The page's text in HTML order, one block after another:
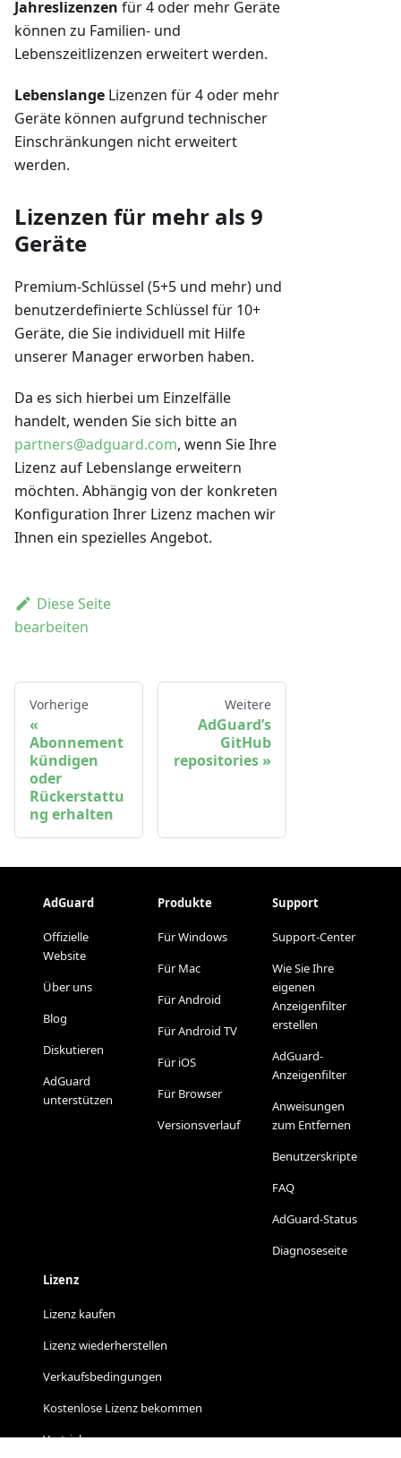
Jahreslizenzen für 4 oder mehr Geräte
können zu Familien- und
Lebenszeitlizenzen erweitert werden.
Lebenslange Lizenzen für 4 oder mehr
Geräte können aufgrund technischer
Einschränkungen nicht erweitert
werden.
Lizenzen für mehr als 9
Geräte
Premium-Schlüssel (5+5 und mehr) und
benutzerdefinierte Schlüssel für 10+
Geräte, die Sie individuell mit Hilfe
unserer Manager erworben haben.
Da es sich hierbei um Einzelfälle
handelt, wenden Sie sich bitte an
partners@adguard.com, wenn Sie Ihre
Lizenz auf Lebenslange erweitern
möchten. Abhängig von der konkreten
Konfiguration Ihrer Lizenz machen wir
Ihnen ein spezielles Angebot.
Diese Seite
bearbeiten
Vorherige
Abonnement
kündigen
oder
Rückerstattu
ng erhalten
Weitere
AdGuard’s
GitHub
repositories
AdGuard
Offizielle
Website
Über uns
Blog
Diskutieren
AdGuard
unterstützen
Produkte
Für Windows
Für Mac
Für Android
Für Android TV
Für iOS
Für Browser
Versionsverlauf
Support
Support-Center
Wie Sie Ihre
eigenen
Anzeigenfilter
erstellen
AdGuard-
Anzeigenfilter
Anweisungen
zum Entfernen
Benutzerskripte
FAQ
AdGuard-Status
Diagnoseseite
Lizenz
Lizenz kaufen
Lizenz wiederherstellen
Verkaufsbedingungen
Kostenlose Lizenz bekommen
Vertrieb